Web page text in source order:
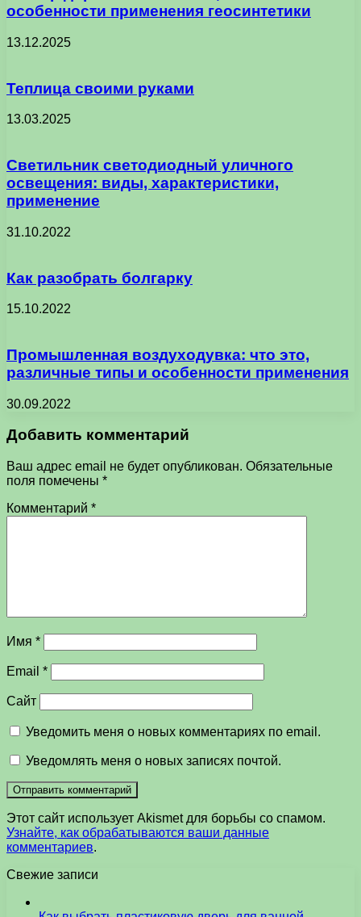
особенности применения геосинтетики
13.12.2025
Теплица своими руками
13.03.2025
Светильник светодиодный уличного
освещения: виды, характеристики,
применение
31.10.2022
Как разобрать болгарку
15.10.2022
Промышленная воздуходувка: что это,
различные типы и особенности применения
30.09.2022
Добавить комментарий
Ваш адрес email не будет опубликован. Обязательные
поля помечены *
Комментарий *
Имя *
Email *
Сайт
Уведомить меня о новых комментариях по email.
Уведомлять меня о новых записях почтой.
Этот сайт использует Akismet для борьбы со спамом.
Узнайте, как обрабатываются ваши данные
комментариев.
Свежие записи